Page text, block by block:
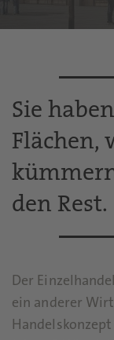
Sie
Flächen,
den Rest.
Der
ein anderer